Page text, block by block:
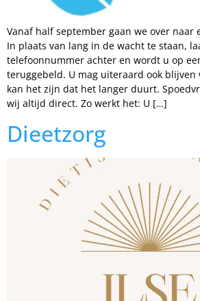
Vanaf half september gaan we over naar
In plaats van lang in de wacht te staan,
telefoonnummer achter en wordt u op
teruggebeld. U mag uiteraard ook blijven
kan het zijn dat het langer duurt.
wij altijd direct. Zo werkt het: U […]
Dieetzorg